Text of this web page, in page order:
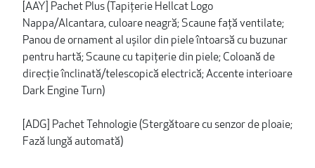
[AAY] Pachet Plus (Tapițerie Hellcat Logo
Nappa/Alcantara, culoare neagră; Scaune față ventilate;
Panou de ornament al ușilor din piele întoarsă cu buzunar
pentru hartă; Scaune cu tapițerie din piele; Coloană de
direcție înclinată/telescopică electrică; Accente interioare
Dark Engine Turn)
[ADG] Pachet Tehnologie (Stergătoare cu senzor de ploaie;
Fază lungă automată)